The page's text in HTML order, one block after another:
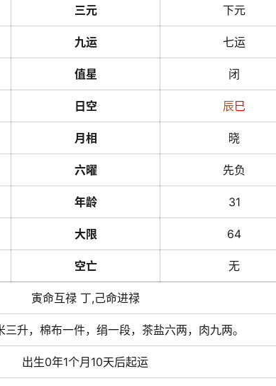
三元 下元
九运 七运
值星 闭
日空 辰巳
月相 晓
六曜 先负
年龄 31
大限 64
空亡 无
寅命互禄 丁,己命进禄
升，棉布一件，绢一段，茶盐六两，肉九两。
出生0年1个月10天后起运